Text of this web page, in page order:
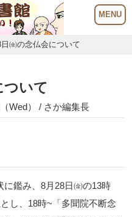
㈮の念仏会について
ついて
Wed） / さか編集長
鑑み、 8月28日㈮の13時
し、18時~「多聞院不断念